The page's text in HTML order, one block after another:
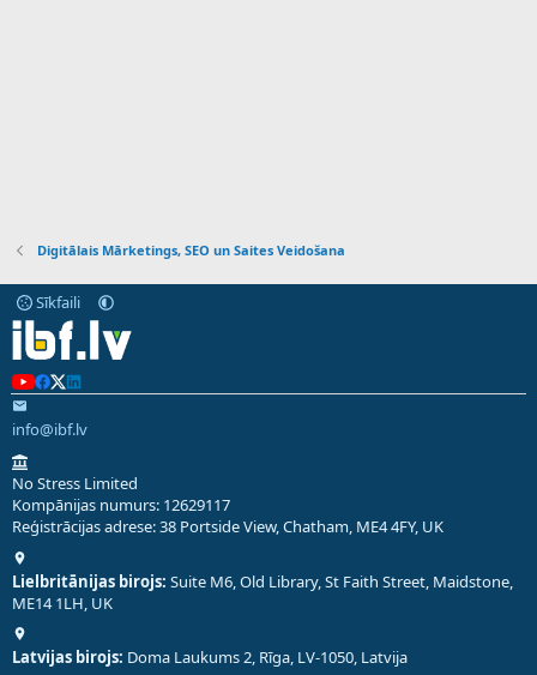
Digitālais Mārketings, SEO un Saites Veidošana
Sīkfaili
info@ibf.lv
No Stress Limited
Kompānijas numurs: 12629117
Reģistrācijas adrese: 38 Portside View, Chatham, ME4 4FY, UK
Lielbritānijas birojs: Suite M6, Old Library, St Faith Street, Maidstone,
ME14 1LH, UK
Latvijas birojs: Doma Laukums 2, Rīga, LV-1050, Latvija